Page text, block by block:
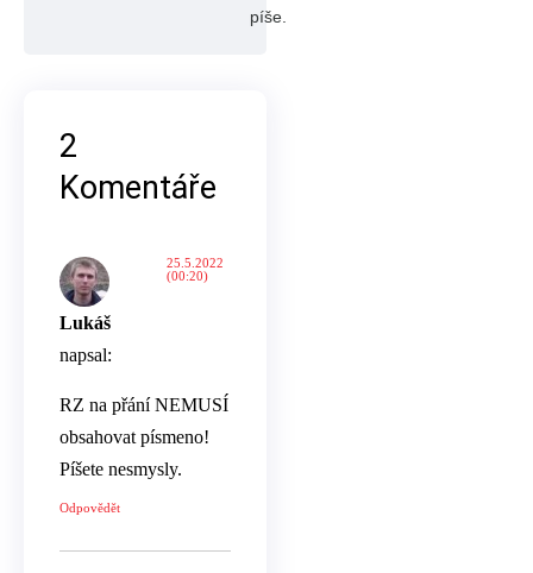
píše.
2
Komentáře
Lukáš
napsal:
25.5.2022
(00:20)
RZ na přání NEMUSÍ
obsahovat písmeno!
Píšete nesmysly.
Odpovědět